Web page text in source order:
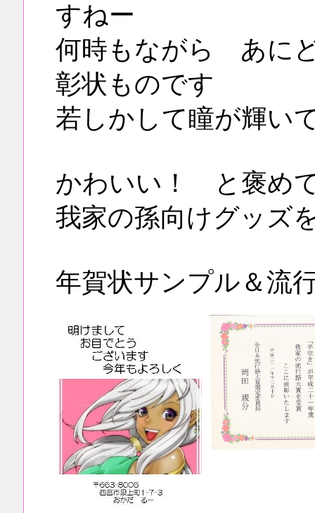
すねー
何時もながら あに
彰状ものです
若しかして瞳が輝い
かわいい！ と褒め
我家の孫向けグッズ
年賀状サンプル＆流